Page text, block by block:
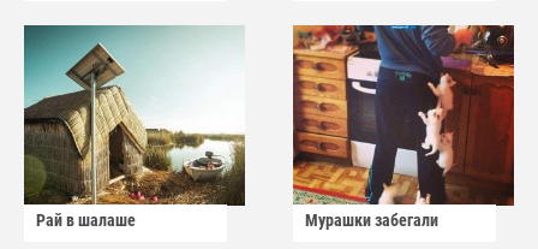
Рай в шалаше Мурашки забегали